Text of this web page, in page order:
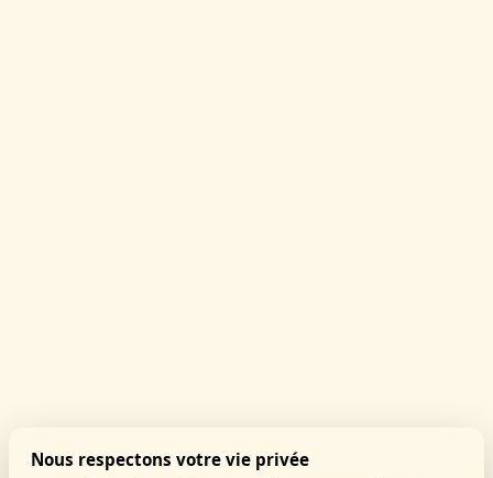
Nous respectons votre vie privée